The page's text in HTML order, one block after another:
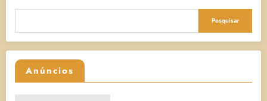
Pesquisar
Anúncios